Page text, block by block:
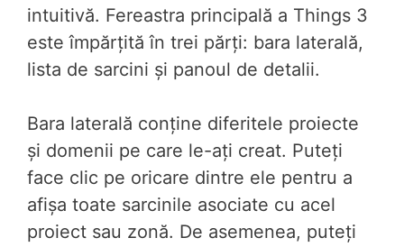
intuitivă. Fereastra principală a Things 3
este împărțită în trei părți: bara laterală,
lista de sarcini și panoul de detalii.
Bara laterală conține diferitele proiecte
și domenii pe care le-ați creat. Puteți
face clic pe oricare dintre ele pentru a
afișa toate sarcinile asociate cu acel
proiect sau zonă. De asemenea, puteți